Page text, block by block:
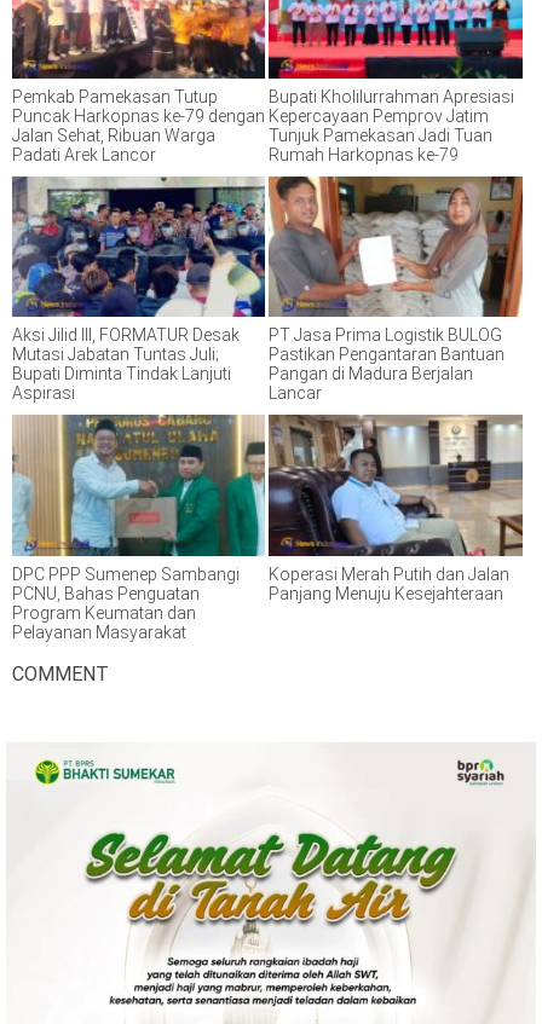
Pemkab Pamekasan Tutup
Puncak Harkopnas ke-79 dengan
Jalan Sehat, Ribuan Warga
Padati Arek Lancor
Bupati Kholilurrahman Apresiasi
Kepercayaan Pemprov Jatim
Tunjuk Pamekasan Jadi Tuan
Rumah Harkopnas ke-79
Aksi Jilid III, FORMATUR Desak
Mutasi Jabatan Tuntas Juli;
Bupati Diminta Tindak Lanjuti
Aspirasi
PT Jasa Prima Logistik BULOG
Pastikan Pengantaran Bantuan
Pangan di Madura Berjalan
Lancar
DPC PPP Sumenep Sambangi
PCNU, Bahas Penguatan
Program Keumatan dan
Pelayanan Masyarakat
Koperasi Merah Putih dan Jalan
Panjang Menuju Kesejahteraan
COMMENT